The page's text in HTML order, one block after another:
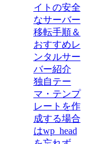
イトの安全
なサーバー
移転手順＆
おすすめレ
ンタルサー
バー紹介
独自テー
マ・テンプ
レートを作
成する場合
はwp_head